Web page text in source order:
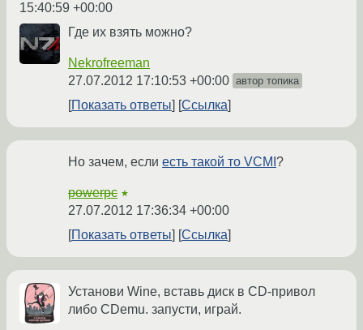
15:40:59 +00:00
Где их взять можно?
Nekrofreeman
27.07.2012 17:10:53 +00:00 автор топика
Показать ответы Ссылка
Но зачем, если есть такой то VCMI ?
powerpc ★
27.07.2012 17:36:34 +00:00
Показать ответы
Ссылка
Установи Wine, вставь диск в CD-привол
либо CDemu. запусти, играй.